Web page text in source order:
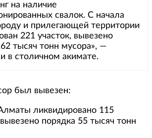
на наличие
свалок. С начала
и прилегающей территории
221 участок, вывезено
тысяч тонн мусора», —
в столичном акимате.
был вывезен:
ликвидировано 115
порядка 55 тысяч тонн